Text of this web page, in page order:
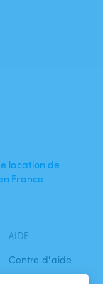
location de
France.
AIDE
Centre d'aide